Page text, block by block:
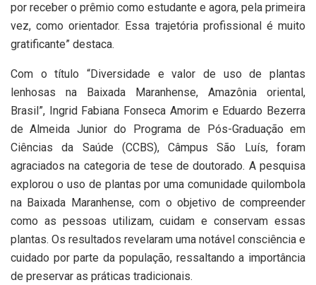
por receber o prêmio como estudante e agora, pela primeira
vez, como orientador. Essa trajetória profissional é muito
gratificante” destaca.
Com o título “Diversidade e valor de uso de plantas
lenhosas na Baixada Maranhense, Amazônia oriental,
Brasil”, Ingrid Fabiana Fonseca Amorim e Eduardo Bezerra
de Almeida Junior do Programa de Pós-Graduação em
Ciências da Saúde (CCBS), Câmpus São Luís, foram
agraciados na categoria de tese de doutorado. A pesquisa
explorou o uso de plantas por uma comunidade quilombola
na Baixada Maranhense, com o objetivo de compreender
como as pessoas utilizam, cuidam e conservam essas
plantas. Os resultados revelaram uma notável consciência e
cuidado por parte da população, ressaltando a importância
de preservar as práticas tradicionais.